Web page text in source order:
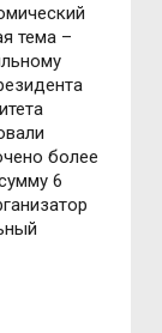
тема –
более
6